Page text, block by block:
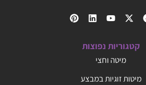
קטגוריות נפוצות
מיטה וחצי
מיטות זוגיות במבצע